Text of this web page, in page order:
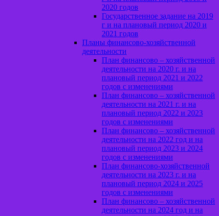
2020 годов
Государственное задание на 2019
г и на плановый период 2020 и
2021 годов
Планы финансово-хозяйственной
деятельности
План финансово – хозяйственной
деятельности на 2020 г. и на
плановый период 2021 и 2022
годов с изменениями
План финансово – хозяйственной
деятельности на 2021 г. и на
плановый период 2022 и 2023
годов с изменениями
План финансово – хозяйственной
деятельности на 2022 год и на
плановый период 2023 и 2024
годов с изменениями
План финансово-хозяйственной
деятельности на 2023 г. и на
плановый период 2024 и 2025
годов с изменениями
План финансово – хозяйственной
деятельности на 2024 год и на